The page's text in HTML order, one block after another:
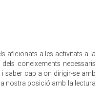
aficionats a les activitats a la
coneixements necessaris
saber cap a on dirigir-se amb
nostra posició amb la lectura